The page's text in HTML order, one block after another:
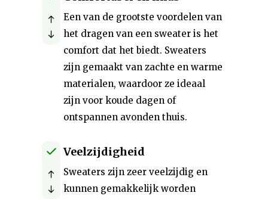
Een van de grootste voordelen van
het dragen van een sweater is het
comfort dat het biedt. Sweaters
zijn gemaakt van zachte en warme
materialen, waardoor ze ideaal
zijn voor koude dagen of
ontspannen avonden thuis.
Veelzijdigheid
Sweaters zijn zeer veelzijdig en
kunnen gemakkelijk worden